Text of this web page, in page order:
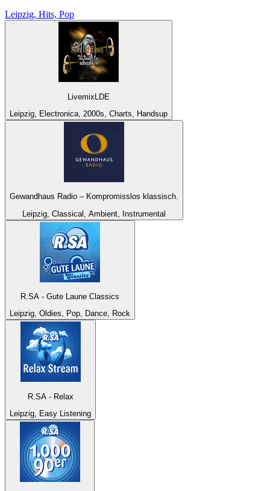
Leipzig, Hits, Pop
LivemixLDE
Leipzig, Electronica, 2000s, Charts, Handsup
Gewandhaus Radio – Kompromisslos klassisch.
Leipzig, Classical, Ambient, Instrumental
R.SA - Gute Laune Classics
Leipzig, Oldies, Pop, Dance, Rock
R.SA - Relax
Leipzig, Easy Listening